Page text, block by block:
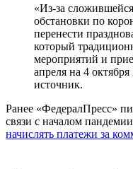
«Из-за
обстановки по
перенести
который
мероприятий и
апреля на 4
источник.
Ранее «ФедералПресс»
связи с началом
начислять платежи за